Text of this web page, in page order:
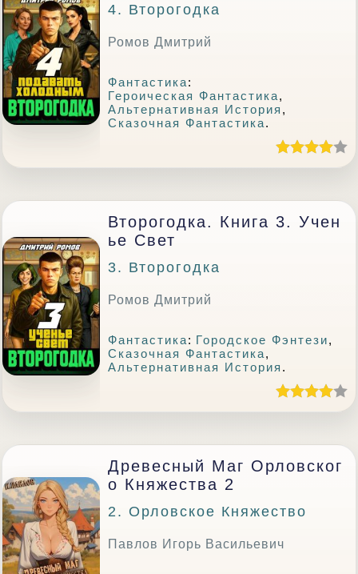
4. Второгодка
Ромов Дмитрий
Фантастика:
Героическая Фантастика,
Альтернативная История ,
Сказочная Фантастика.
Второгодка. Книга 3. Учен
Ье Свет
3. Второгодка
Ромов Дмитрий
Фантастика: Городское Фэнтези,
Сказочная Фантастика,
Альтернативная История .
Древесный Маг Орловског
О Княжества 2
2. Орловское Княжество
Павлов Игорь Васильевич